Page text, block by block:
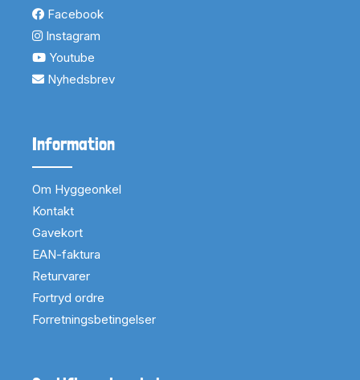
Facebook
Instagram
Youtube
Nyhedsbrev
Information
Om Hyggeonkel
Kontakt
Gavekort
EAN-faktura
Returvarer
Fortryd ordre
Forretningsbetingelser